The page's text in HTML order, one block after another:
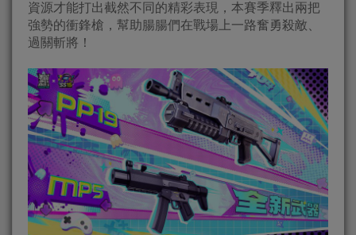
資源才能打出截然不同的精彩表現，本賽季釋出兩把
強勢的衝鋒槍，幫助腸腸們在戰場上一路奮勇殺敵、
過關斬將！